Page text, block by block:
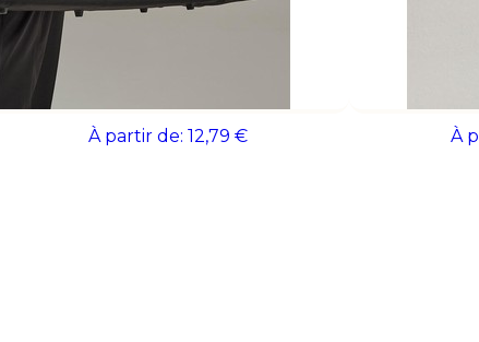
INDICO BAG Sac de week-end en feutre
À partir de: 12,79 €
ZURICH Sac
À